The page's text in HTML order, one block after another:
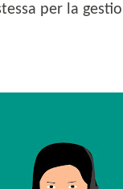
per la